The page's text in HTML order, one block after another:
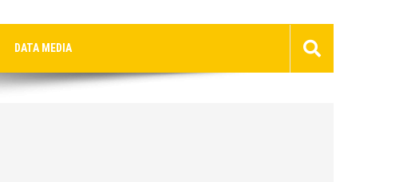
DATA MEDIA